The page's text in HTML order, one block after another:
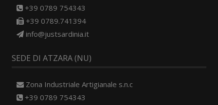
+39 0789 754343
+39 0789.741394
info@justsardinia.it
SEDE DI ATZARA (NU)
Zona Industriale Artigianale s.n.c
+39 0789 754343